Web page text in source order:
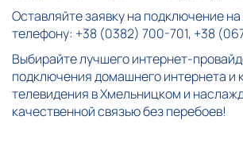
Оставляйте заявку на подключение
телефону: +38 (0382) 700-701, +38
Выбирайте лучшего интернет-
подключения домашнего интернета и
телевидения в Хмельницком и
качественной связью без перебоев!